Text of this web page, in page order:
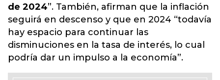
de 2024”. También, afirman que la inflación
seguirá en descenso y que en 2024 “todavía
hay espacio para continuar las
disminuciones en la tasa de interés, lo cual
podría dar un impulso a la economía”.